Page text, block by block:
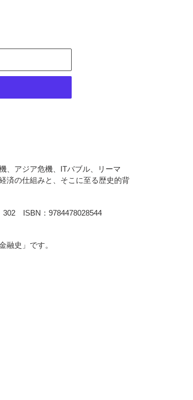
、アジア危機、ITバブル、リーマ
済の仕組みと、そこに至る歴史的背
：302 ISBN：9784478028544
史」です。